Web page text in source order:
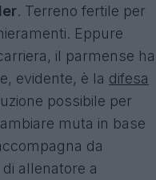
. Terreno fertile per
Eppure
il parmense ha
evidente, è la difesa
possibile per
muta in base
da
allenatore a